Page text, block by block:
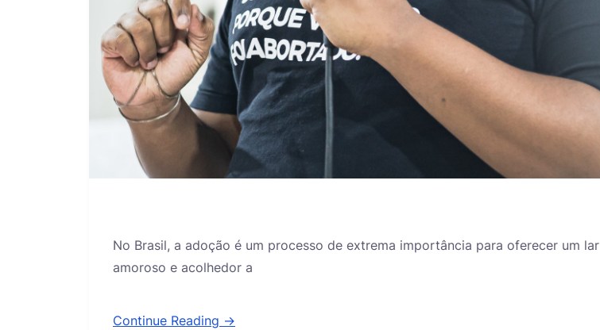
No Brasil, a adoção é um processo de extrema importância para oferecer um lar
amoroso e acolhedor a
Continue Reading →